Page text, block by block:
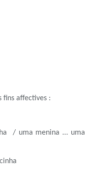
fins affectives :
/ uma menina … uma